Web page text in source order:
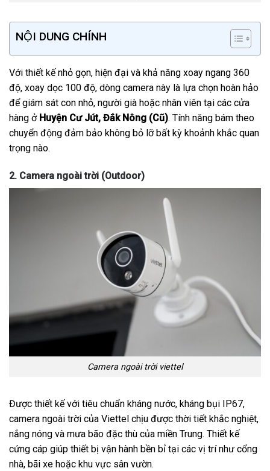
NỘI DUNG CHÍNH
Với thiết kế nhỏ gọn, hiện đại và khả năng xoay ngang 360
độ, xoay dọc 100 độ, dòng camera này là lựa chọn hoàn hảo
để giám sát con nhỏ, người già hoặc nhân viên tại các cửa
hàng ở Huyện Cư Jút, Đắk Nông (Cũ). Tính năng bám theo
chuyển động đảm bảo không bỏ lỡ bất kỳ khoảnh khắc quan
trọng nào.
2. Camera ngoài trời (Outdoor)
Camera ngoài trời viettel
Được thiết kế với tiêu chuẩn kháng nước, kháng bụi IP67,
camera ngoài trời của Viettel chịu được thời tiết khắc nghiệt,
nắng nóng và mưa bão đặc thù của miền Trung. Thiết kế
cứng cáp giúp thiết bị vận hành bền bỉ tại các vị trí như cổng
nhà, bãi xe hoặc khu vực sân vườn.